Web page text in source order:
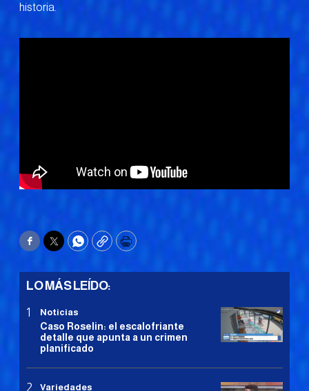
historia.
Facebook
TwitterWhatsApp
CopyPrint
LO MÁS LEÍDO:
Noticias
Caso Roselin: el escalofriante
detalle que apunta a un crimen
planificado
Variedades